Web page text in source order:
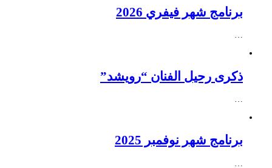
برنامج شهر فيفري 2026
…
ذكرى رحيل الفنان “رويشد”
…
برنامج شهر نوفمبر 2025